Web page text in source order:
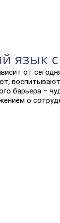
язык
от
барьера –
о